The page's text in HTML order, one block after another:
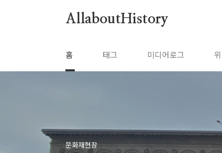
AllaboutHistory
홈 태그 미디어로그
문화재현장